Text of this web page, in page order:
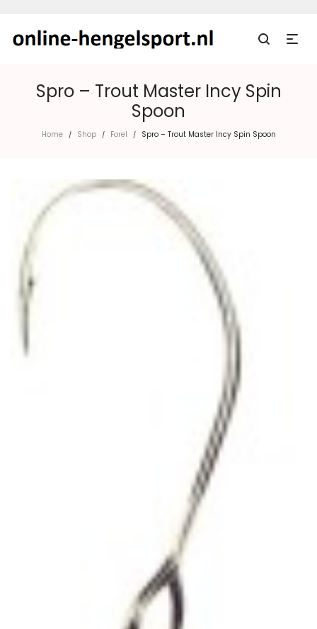
Spro – Trout Master Incy Spin
Spoon
Home / Shop / Forel / Spro – Trout Master Incy Spin Spoon